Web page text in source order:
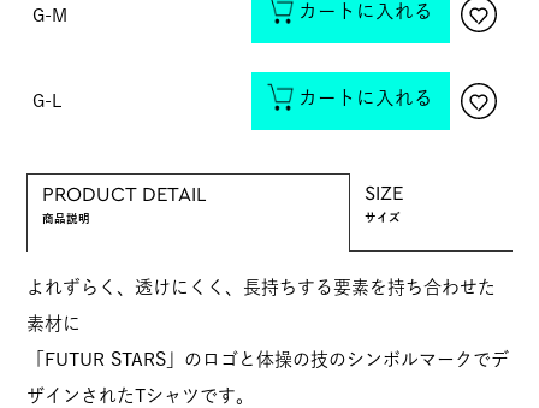
G-M カートに入れる
G-L カートに入れる
PRODUCT DETAIL
商品説明
SIZE
サイズ
よれずらく、透けにくく、長持ちする要素を持ち合わせた
素材に
「FUTUR STARS」のロゴと体操の技のシンボルマークでデ
ザインされたTシャツです。